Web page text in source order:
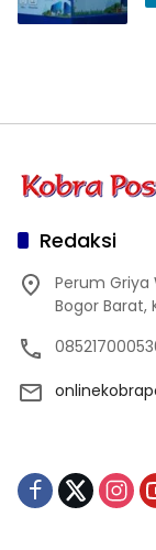
Redaksi
Perum Griya
Bogor Barat,